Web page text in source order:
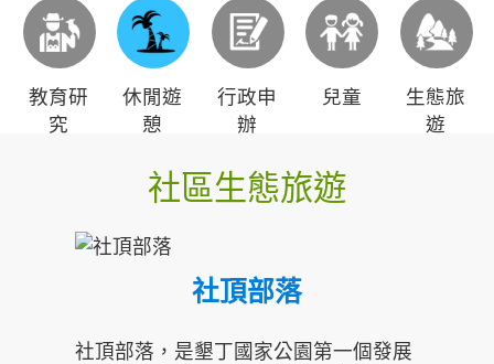
教育研
究
休閒遊
憩
行政申
辦
兒童
生態旅
遊
社區生態旅遊
社頂部落
社頂部落，是墾丁國家公園第一個發展